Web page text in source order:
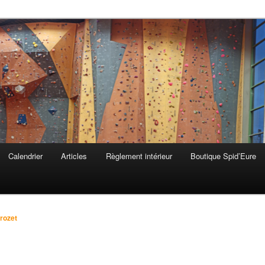
Lieurey
Calendrier Articles Règlement intérieur Boutique Spid’Eure